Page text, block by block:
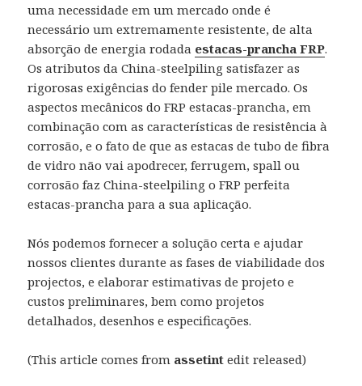
uma necessidade em um mercado onde é
necessário um extremamente resistente, de alta
absorção de energia rodada estacas-prancha FRP.
Os atributos da China-steelpiling satisfazer as
rigorosas exigências do fender pile mercado. Os
aspectos mecânicos do FRP estacas-prancha, em
combinação com as características de resistência à
corrosão, e o fato de que as estacas de tubo de fibra
de vidro não vai apodrecer, ferrugem, spall ou
corrosão faz China-steelpiling o FRP perfeita
estacas-prancha para a sua aplicação.
Nós podemos fornecer a solução certa e ajudar
nossos clientes durante as fases de viabilidade dos
projectos, e elaborar estimativas de projeto e
custos preliminares, bem como projetos
detalhados, desenhos e especificações.
(This article comes from assetint edit released)